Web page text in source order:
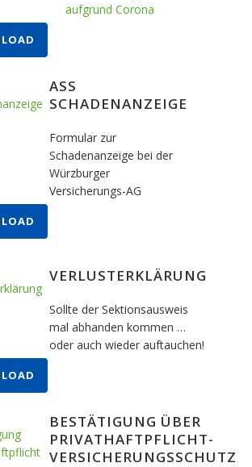
aufgrund Corona
ASS
SCHADENANZEIGE
Formular zur
Schadenanzeige bei der
Würzburger
Versicherungs-AG
VERLUSTERKLÄRUNG
Sollte der Sektionsausweis
mal abhanden kommen …
oder auch wieder auftauchen!
BESTÄTIGUNG ÜBER
PRIVATHAFTPFLICHT-
VERSICHERUNGSSCHUTZ